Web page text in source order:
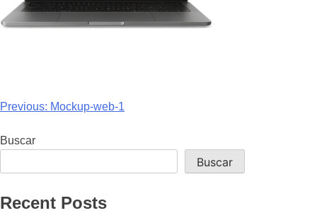
Previous: Mockup-web-1
Buscar
Buscar
Recent Posts